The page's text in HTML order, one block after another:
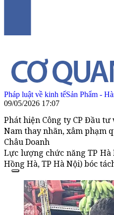
Pháp luật về kinh tếSản Phẩm -
09/05/2026 17:07
Phát hiện Công ty CP Đầu
Nam thay nhãn, xâm phạm
Châu Doanh
Lực lượng chức năng TP
Hồng Hà, TP Hà Nội) bóc